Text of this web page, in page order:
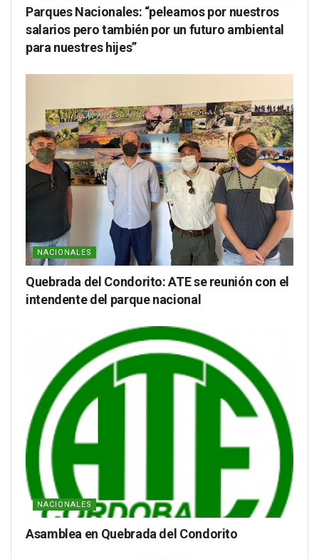
Parques Nacionales: “peleamos por nuestros
salarios pero también por un futuro ambiental
para nuestres hijes”
NACIONALES
Quebrada del Condorito: ATE se reunión con el
intendente del parque nacional
NACIONALES
Asamblea en Quebrada del Condorito